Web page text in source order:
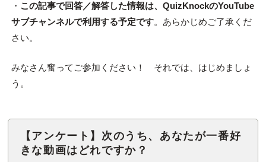
・ この記事で回答／解答した情報は、QuizKnockのYouTube
サブチャンネルで利用する予定です。あらかじめご了承くだ
さい。
みなさん奮ってご参加ください！ それでは、はじめましょ
う。
【アンケート】次のうち、あなたが一番好
きな動画はどれですか？